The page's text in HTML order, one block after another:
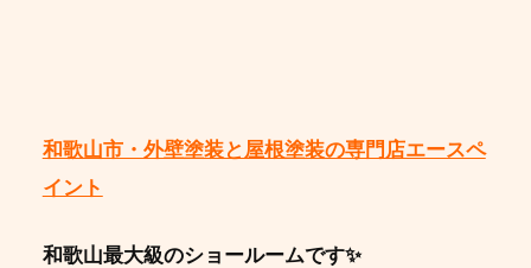
和歌山市・外壁塗装と屋根塗装の専門店エースペ
イント
和歌山最大級のショールームです✨